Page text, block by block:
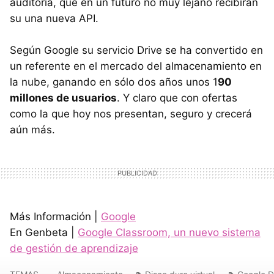
auditoria, que en un futuro no muy lejano recibirán
su una nueva API.
Según Google su servicio Drive se ha convertido en
un referente en el mercado del almacenamiento en
la nube, ganando en sólo dos años unos 190
millones de usuarios. Y claro que con ofertas
como la que hoy nos presentan, seguro y crecerá
aún más.
Más Información | Google
En Genbeta | Google Classroom, un nuevo sistema
de gestión de aprendizaje